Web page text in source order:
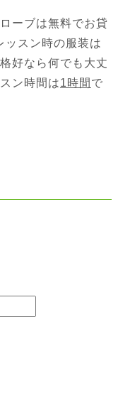
ーブは無料でお貸
ッスン時の服装は
好なら何でも大丈
ン時間は1時間 で